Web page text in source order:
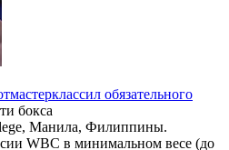
обязательного
Манила, Филиппины.
WBC в минимальном весе (до